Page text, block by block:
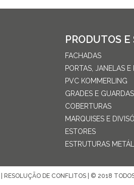
PRODUTOS E
FACHADAS
PORTAS, JANELAS E
PVC KOMMERLING
GRADES E GUARDAS
COBERTURAS
MARQUISES E
ESTORES
ESTRUTURAS
RESOLUÇÃO DE CONFLITOS | © 2018